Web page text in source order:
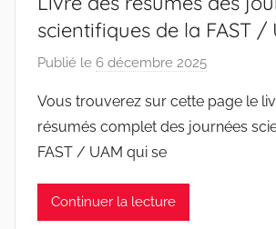
scientifiques de la FAST /
Publié le 6 décembre 2025
r
r
Vous trouverez sur cette page le
résumés complet des journées
FAST / UAM qui se
Continuer la lecture